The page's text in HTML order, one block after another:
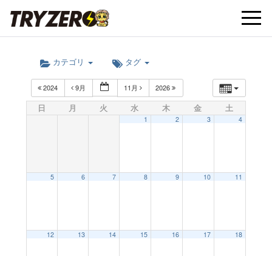
t
カテゴリ タグ
2024 9月 11月 2026
日 月 火 水 木 金 土
1 2 3 4
5 6 7 8 9 10 11
12 13 14 15 16 17 18